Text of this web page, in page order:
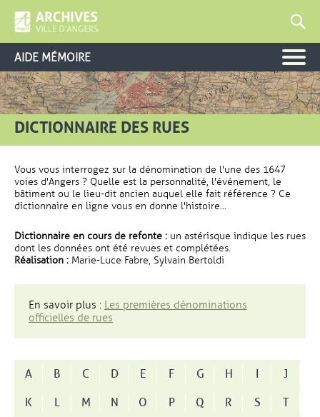
AIDE MÉMOIRE
DICTIONNAIRE DES RUES
Vous vous interrogez sur la dénomination de l'une des 1647
voies d'Angers ? Quelle est la personnalité, l'événement, le
bâtiment ou le lieu-dit ancien auquel elle fait référence ? Ce
dictionnaire en ligne vous en donne l'histoire...
Dictionnaire en cours de refonte : un astérisque indique les rues
dont les données ont été revues et complétées.
Réalisation : Marie-Luce Fabre, Sylvain Bertoldi
En savoir plus : Les premières dénominations
officielles de rues
A B C D E F G H I
J
K
L M N O P Q R S
T